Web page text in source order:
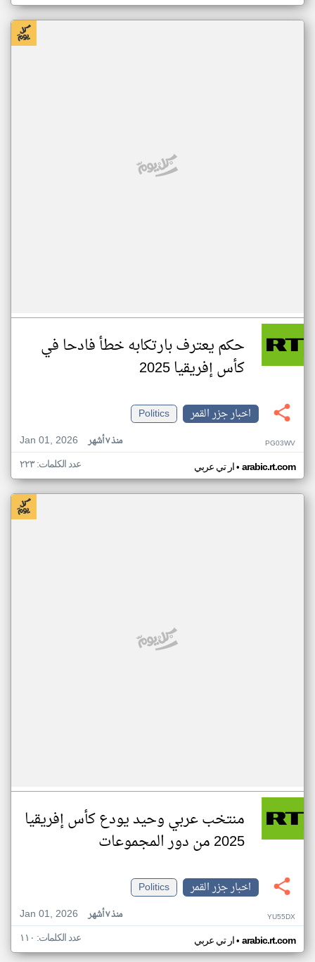
حكم يعترف بارتكابه خطأ فادحا في
كأس إفريقيا 2025
اخبار جزر القمر
Politics
Jan 01, 2026
منذ ٧ أشهر PG03WV
ار تي عربي• arabic.rt.com عدد الكلمات: ٢٢٣
منتخب عربي وحيد يودع كأس إفريقيا
2025 من دور المجموعات
اخبار جزر القمر
Politics
Jan 01, 2026
منذ ٧ أشهر YU55DX
ار تي عربي• arabic.rt.com عدد الكلمات: ١١٠